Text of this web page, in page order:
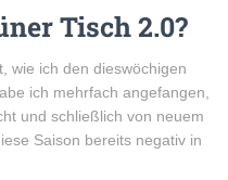
Tisch 2.0?
wie ich den dieswöchigen
ich mehrfach angefangen,
und schließlich von neuem
Saison bereits negativ in